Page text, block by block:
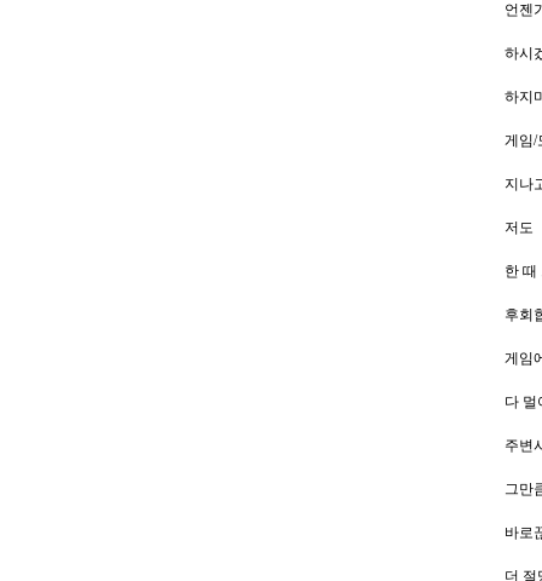
언젠
하시
하지
게임/
지나
저도
한 때
후회
게임
다 멀
주변
그만
바로
더 절